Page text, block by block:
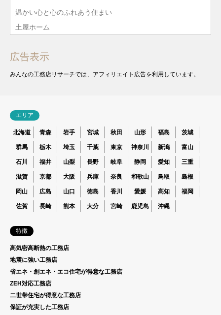
温かい心と心のふれあう住まい
土屋ホーム
広告表示
みんなの工務店リサーチでは、アフィリエイト広告を利用しています。
エリア
北海道 青森 岩手 宮城 秋田 山形 福島 茨城
群馬 栃木 埼玉 千葉 東京 神奈川 新潟 富山
石川 福井 山梨 長野 岐阜 静岡 愛知 三重
滋賀 京都 大阪 兵庫 奈良 和歌山 鳥取 島根
岡山 広島 山口 徳島 香川 愛媛 高知 福岡
佐賀 長崎 熊本 大分 宮崎 鹿児島 沖縄
特徴
高気密高断熱の工務店
地震に強い工務店
省エネ・創エネ・エコ住宅が得意な工務店
ZEH対応工務店
二世帯住宅が得意な工務店
保証が充実した工務店